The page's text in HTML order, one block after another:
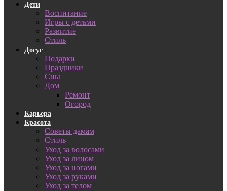
Дети
Воспитание
Игры с детьми
Развитие
Стиль
Досуг
Подарки
Праздники
Сны
Дом
Ремонт
Огород
Карьера
Красота
Советы дамам
Стиль
Уход за волосами
Уход за лицом
Уход за ногами
Уход за руками
Уход за телом